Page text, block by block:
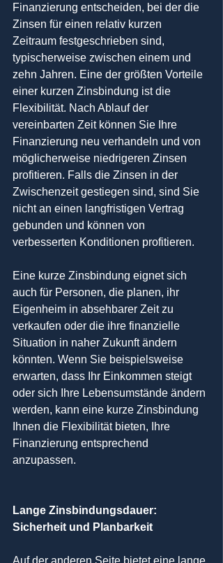
Finanzierung entscheiden, bei der die
Zinsen für einen relativ kurzen
Zeitraum festgeschrieben sind,
typischerweise zwischen einem und
zehn Jahren. Eine der größten Vorteile
einer kurzen Zinsbindung ist die
Flexibilität. Nach Ablauf der
vereinbarten Zeit können Sie Ihre
Finanzierung neu verhandeln und von
möglicherweise niedrigeren Zinsen
profitieren. Falls die Zinsen in der
Zwischenzeit gestiegen sind, sind Sie
nicht an einen langfristigen Vertrag
gebunden und können von
verbesserten Konditionen profitieren.
Eine kurze Zinsbindung eignet sich
auch für Personen, die planen, ihr
Eigenheim in absehbarer Zeit zu
verkaufen oder die ihre finanzielle
Situation in naher Zukunft ändern
könnten. Wenn Sie beispielsweise
erwarten, dass Ihr Einkommen steigt
oder sich Ihre Lebensumstände ändern
werden, kann eine kurze Zinsbindung
Ihnen die Flexibilität bieten, Ihre
Finanzierung entsprechend
anzupassen.
Lange Zinsbindungsdauer:
Sicherheit und Planbarkeit
Auf der anderen Seite bietet eine lange